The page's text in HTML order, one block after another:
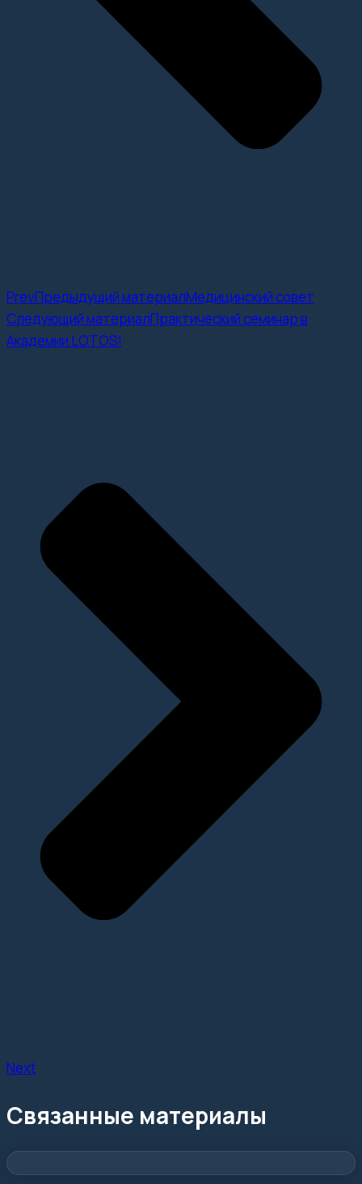
PrevПредыдущий материалМедицинский совет
Следующий материалПрактический семинар в
Академии LOTOS!
Next
Связанные материалы